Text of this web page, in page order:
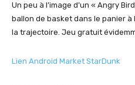
Un peu à l’image d’un « Angry
ballon de basket dans le panier à
la trajectoire. Jeu gratuit
Lien Android Market StarDunk